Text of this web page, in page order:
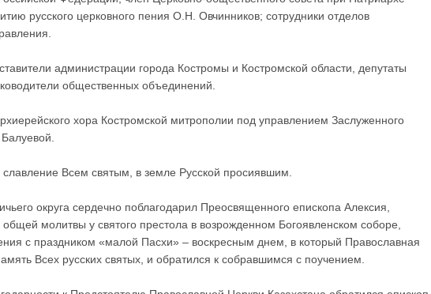
русского церковного пения О.Н. Овчинников; сотрудники отделов
администрации города Костромы и Костромской области, депутаты
общественных объединений.
хора Костромской митрополии под управлением Заслуженного
славление Всем святым, в земле Русской просиявшим.
округа сердечно поблагодарил Преосвященного епископа Алексия,
молитвы у святого престола в возрожденном Богоявленском соборе,
с праздником «малой Пасхи» – воскресным днем, в который Православная
Всех русских святых, и обратился к собравшимся с поучением.